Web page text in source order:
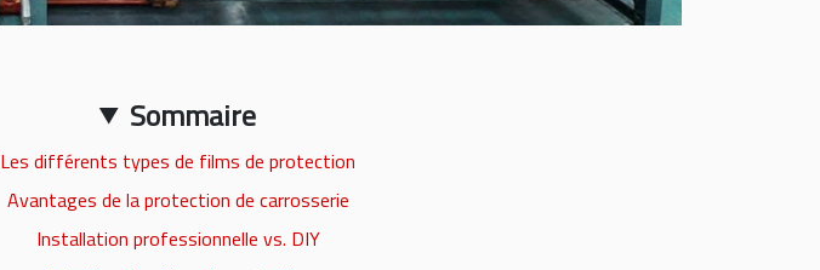
Sommaire
Les différents types de films de protection
Avantages de la protection de carrosserie
Installation professionnelle vs. DIY